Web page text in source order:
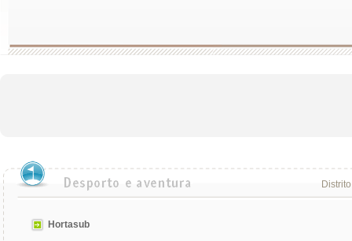
Hortasub